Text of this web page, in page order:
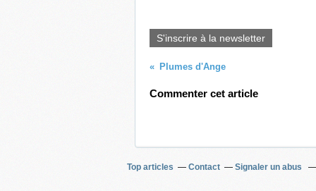
S'inscrire à la newsletter
Plumes d'Ange
Commenter cet article
Top articles Contact Signaler un abus